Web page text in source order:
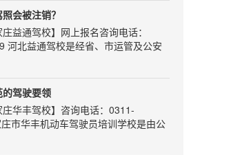
的情况：部分驾校的场地较便宜、或
从而使其驾考价格低于当地平均水平
上千块的报价落差可能会存在猫腻
，看驾校的报价，更需要的看的是总
名，你身...
车的学员，教练则显得格外重要。一
让我们学习到考试技巧，还能在他的
驾驶心得。教练水平高低，可以决定
照速度，所以说选对教练很重要!
谱的好教练的标准：对待学员耐心细
难免犯错，对待学员不大吼大叫变相
收取“好处”；不势力，对每位学员一
默…
可谓是困扰广大学员的重要难题了，
会被注销？
庄益通驾校】网上报名咨询电话：
河北益通驾校是经省、市运管及公安
准的培训与考场为一体的标准化驾校。
下列情形之一的，车辆管理所应当注
证：
合驾驶机动车的；
驾驶要领
庄华丰驾校】咨询电话：0311-
市华丰机动车驾驶员培训学校是由公
准的一类驾校，拥有多年办学经验及雄